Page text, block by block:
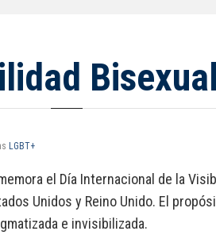
LGBT+
el Día Internacional de la
Unidos y Reino Unido. El
e invisibilizada.